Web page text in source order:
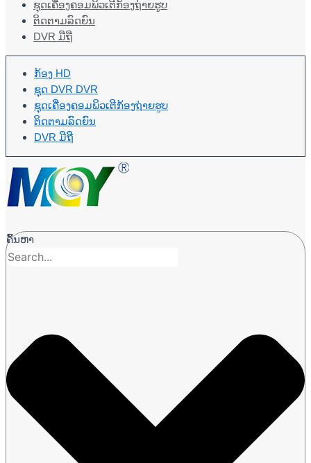
ຊຸດເຄື່ອງຄອມພິວເຕີກ້ອງຖ່າຍຮູບ
ຕິດຕາມລົດຍົນ
DVR ມືຖື
ກ້ອງ HD
ຊຸດ DVR DVR
ຊຸດເຄື່ອງຄອມພິວເຕີກ້ອງຖ່າຍຮູບ
ຕິດຕາມລົດຍົນ
DVR ມືຖື
ຄົ້ນຫາ